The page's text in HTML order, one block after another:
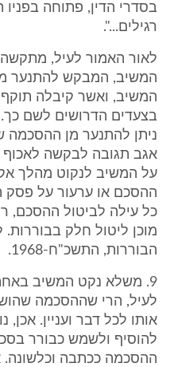
בסדרי הדין, פתוחה בפניו
רגילים...".
לאור האמור לעיל,
המשיב, המבקש להתנער
המשיב, ואשר קיבלה
בצעדים הדרושים לשם
ניתן להתנער מן ההסכמה
אגב תגובה לבקשה
על המשיב לנקוט מהלך
ההסכם או ערעור על פסק
כל עילה לביטול ההסכם,
הבוררות, התשכ"ח-1968.
9. משלא נקט המשיב
לעיל, הרי שההסכמה
אותו לכל דבר ועניין. אכן,
להוסיף ולשמש כבורר
ההסכמה ככתבה וכלשונה.